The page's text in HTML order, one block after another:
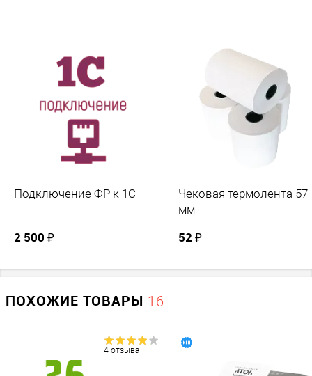
Подключение ФР к 1С
2 500 ₽
Чековая термолента 57
мм
52 ₽
ПОХОЖИЕ ТОВАРЫ 16
4 отзыва